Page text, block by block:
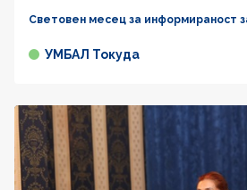
Световен месец за информираност
УМБАЛ Токуда